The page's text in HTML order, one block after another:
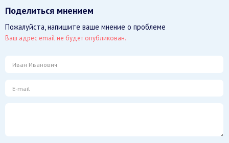
Поделиться мнением
Пожалуйста, напишите ваше мнение о проблеме
Ваш адрес email не будет опубликован.